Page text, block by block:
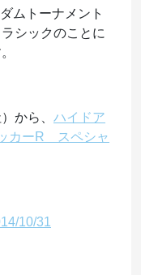
ムトーナメント
シックのことに
から、 ハイドア
カーR スペシャ